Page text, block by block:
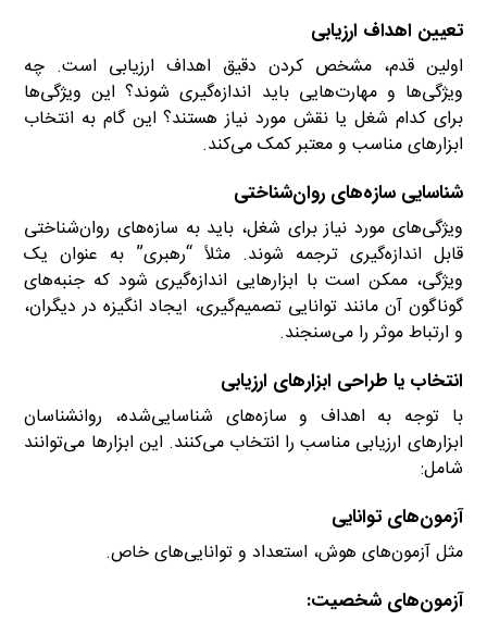
تعیین اهداف ارزیابی
اولین قدم، مشخص کردن دقیق اهداف ارزیابی است. چه
ویژگی‌ها و مهارت‌هایی باید اندازه‌گیری شوند؟ این ویژگی‌ها
برای کدام شغل یا نقش مورد نیاز هستند؟ این گام به انتخاب
ابزارهای مناسب و معتبر کمک می‌کند.
شناسایی سازه‌های روان‌شناختی
ویژگی‌های مورد نیاز برای شغل، باید به سازه‌های روان‌شناختی
قابل اندازه‌گیری ترجمه شوند. مثلاً “رهبری” به عنوان یک
ویژگی، ممکن است با ابزارهایی اندازه‌گیری شود که جنبه‌های
گوناگون آن مانند توانایی تصمیم‌گیری، ایجاد انگیزه در دیگران،
و ارتباط موثر را می‌سنجند.
انتخاب یا طراحی ابزارهای ارزیابی
با توجه به اهداف و سازه‌های شناسایی‌شده، روانشناسان
ابزارهای ارزیابی مناسب را انتخاب می‌کنند. این ابزارها می‌توانند
شامل:
آزمون‌های توانایی
مثل آزمون‌های هوش، استعداد و توانایی‌های خاص.
آزمون‌های شخصیت: